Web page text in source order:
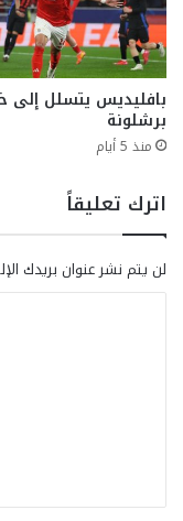
بافليديس يتسلل
برشلونة
منذ 5 أيام
اترك تعليقاً
لن يتم نشر عنوان بريدك
ق